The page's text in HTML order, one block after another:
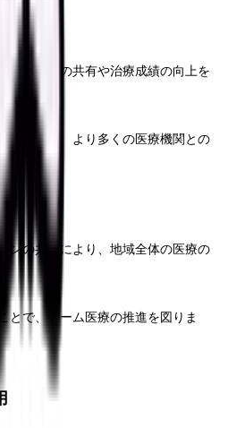
診療方針の共有や治療成績の向上を
ることで、より多くの医療機関との
ンの共有により、地域全体の医療の
とで、チーム医療の推進を図りま